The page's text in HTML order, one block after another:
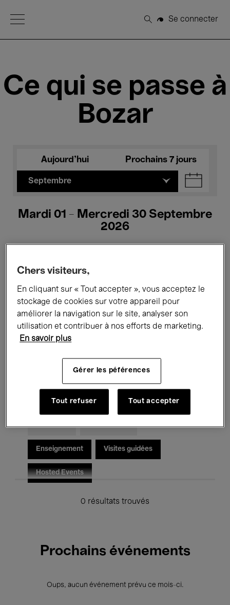
Open Menu
Rechercher
Se connecter
Ce qui se passe à
Bozar
Aujourd'hui Prochains 7 jours
Septembre
Mardi 01 - Mercredi 30 Septembre
2026
Tous les événements Concerts
Expositions Films Performances
Rencontres & Débats
Musique classique Global Music
Musique électronique
Pour tous Kids’ Palace
Enseignement Visites guidées
Hosted Events
0 résultats trouvés
Prochains événements
Oups, aucun événement prévu ce mois-ci.
Chers visiteurs,
En cliquant sur « Tout accepter », vous acceptez le
stockage de cookies sur votre appareil pour
améliorer la navigation sur le site, analyser son
utilisation et contribuer à nos efforts de marketing.
En savoir plus
Gérer les péférences
Tout refuser Tout accepter